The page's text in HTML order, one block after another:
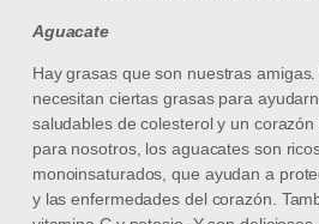
Aguacate
Hay grasas que son nuestras
necesitan ciertas grasas para
saludables de colesterol y un
para nosotros, los aguacates son
monoinsaturados, que ayudan a
y las enfermedades del corazón.